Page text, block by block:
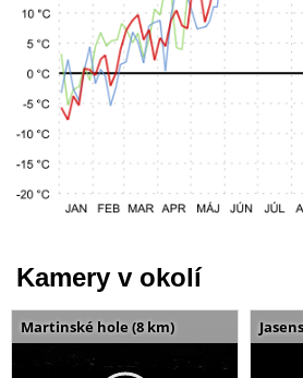
Kamery v okolí
Martinské hole (8 km)